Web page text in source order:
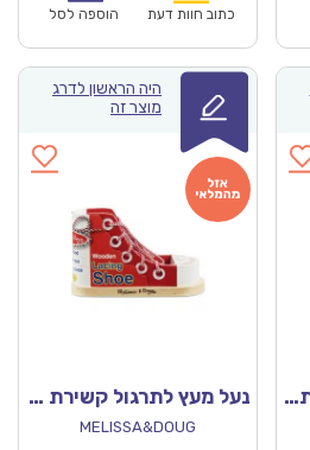
₪198.00.
כתוב חוות דעת הוספה לסל
חידות מתגרדות לארוחת העשר – גילאי 4-6 סדרה 2
היה הראשון לדרג
מוצר זה
נעל מעץ לתרגול קשירת שרוכים מליסה ודאג
MELISSA&DOUG